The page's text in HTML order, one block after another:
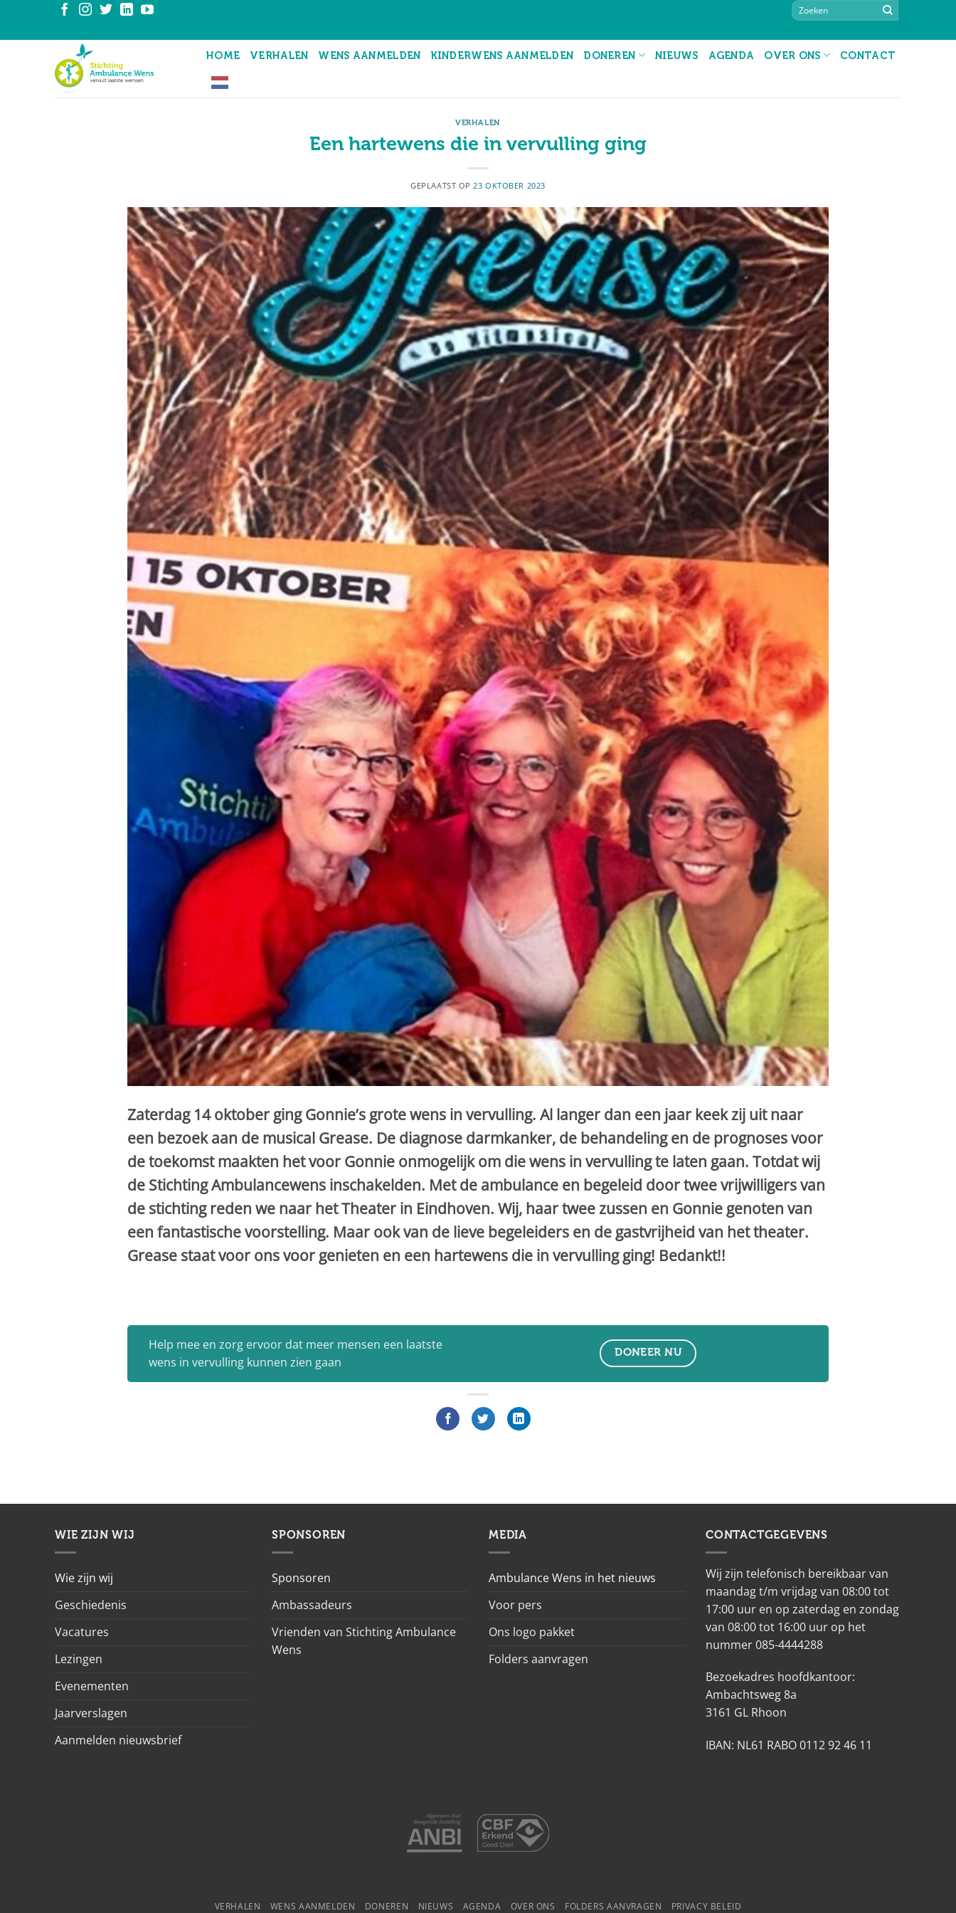
inhoud
HOME VERHALEN WENS AANMELDEN KINDERWENS AANMELDEN DONEREN NIEUWS AGENDA OVER ONS CONTACT
VERHALEN
Een hartewens die in vervulling ging
GEPLAATST OP 23 OKTOBER 2023
Zaterdag 14 oktober ging Gonnie’s grote wens in vervulling. Al langer dan een jaar keek zij uit naar
een bezoek aan de musical Grease. De diagnose darmkanker, de behandeling en de prognoses voor
de toekomst maakten het voor Gonnie onmogelijk om die wens in vervulling te laten gaan. Totdat wij
de Stichting Ambulancewens inschakelden. Met de ambulance en begeleid door twee vrijwilligers van
de stichting reden we naar het Theater in Eindhoven. Wij, haar twee zussen en Gonnie genoten van
een fantastische voorstelling. Maar ook van de lieve begeleiders en de gastvrijheid van het theater.
Grease staat voor ons voor genieten en een hartewens die in vervulling ging! Bedankt!!
Help mee en zorg ervoor dat meer mensen een laatste
wens in vervulling kunnen zien gaan
DONEER NU
WIE ZIJN WIJ
Wie zijn wij
Geschiedenis
Vacatures
Lezingen
Evenementen
Jaarverslagen
Aanmelden nieuwsbrief
SPONSOREN
Sponsoren
Ambassadeurs
Vrienden van Stichting Ambulance
Wens
MEDIA
Ambulance Wens in het nieuws
Voor pers
Ons logo pakket
Folders aanvragen
CONTACTGEGEVENS
Wij zijn telefonisch bereikbaar van
maandag t/m vrijdag van 08:00 tot
17:00 uur en op zaterdag en zondag
van 08:00 tot 16:00 uur op het
nummer 085-4444288
Bezoekadres hoofdkantoor:
Ambachtsweg 8a
3161 GL Rhoon
IBAN: NL61 RABO 0112 92 46 11
VERHALEN WENS AANMELDEN DONEREN NIEUWS AGENDA OVER ONS FOLDERS AANVRAGEN PRIVACY BELEID